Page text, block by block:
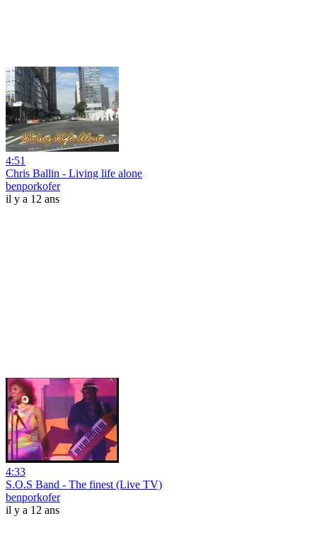
4:51
Chris Ballin - Living life alone
benporkofer
il y a 12 ans
4:33
S.O.S Band - The finest (Live TV)
benporkofer
il y a 12 ans